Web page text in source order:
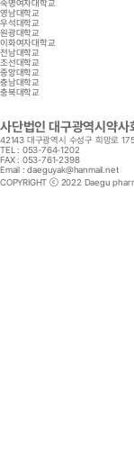
숙명여자대학교
영남대학교
우석대학교
원광대학교
이화여자대학교
전남대학교
조선대학교
중앙대학교
충남대학교
충북대학교
사단법인 대구광역시약사
42143 대구광역시 수성구 희망로
TEL : 053-764-1202
FAX : 053-761-2398
Email : daeguyak@hanmail.net
COPYRIGHT ⓒ 2022 Daegu